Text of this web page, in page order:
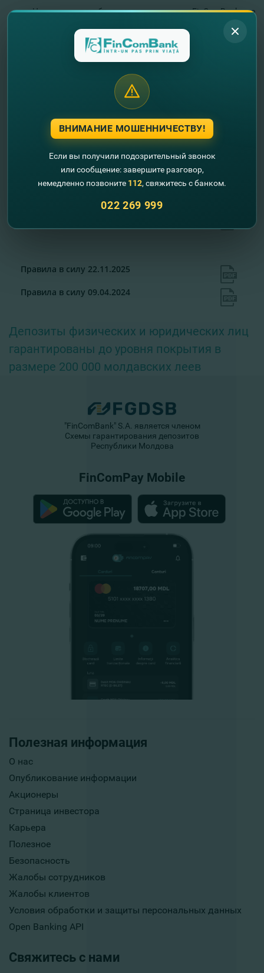
Напрямую - в любом представительстве FinComBank, где
информацией о заключении договора и преимуществах
этого продукта.
График приема и условия исполнения
платежных поручений
График
Правила обслуживания физических лиц
Правила в силу 22.11.2025
Правила в силу 09.04.2024
Депозиты физических и юридических лиц
гарантированы до уровня покрытия в
размере 200 000 молдавских леев
Полезная информация
О нас
Опубликование информации
Акционеры
Страница инвестора
Карьера
Полезное
Безопасность
Жалобы сотрудников
Жалобы клиентов
Условия обработки и защиты персональных данных
Open Banking API
Свяжитесь с нами
"FinComBank" S.A. является членом
Схемы гарантирования депозитов
Республики Молдова
FinComPay Mobile
ВНИМАНИЕ МОШЕННИЧЕСТВУ!
Если вы получили подозрительный звонок
или сообщение: завершите разговор,
немедленно позвоните 112, свяжитесь с банком.
022 269 999